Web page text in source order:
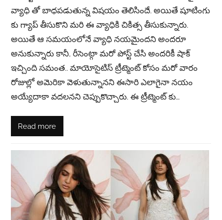
వ్యాధి తో బాధపడుతున్న విషయం తెలిసిందే. అయితే షూటింగు
కు గ్యాప్ తీసుకొని మరి ఈ వ్యాధికి చికిత్స తీసుకున్నారు.
అయితే ఆ సమయంలోనే వ్యాధి నయమైందని అందరూ
అనుకున్నారు కానీ, రీసెంట్గా మరో పోస్ట్ చేసి అందరికీ షాక్
ఇచ్చింది సమంత.. మాయోసైటిస్ ట్రీట్మెంట్ కోసం మరో వారం
రోజుల్లో అమెరికా వెళుతున్నానని ఈసారి ఎలాగైనా నయం
అయ్యేదాకా వదలనని చెప్పుకొచ్చారు. ఈ ట్రీట్మెంట్ కు…
Read more